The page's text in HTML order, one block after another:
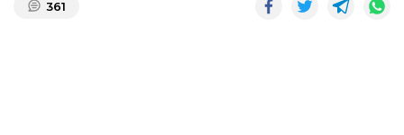
361